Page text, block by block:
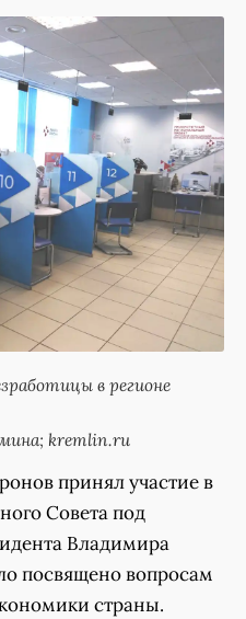
в регионе
kremlin.ru
принял участие в
Совета под
Владимира
посвящено вопросам
страны.